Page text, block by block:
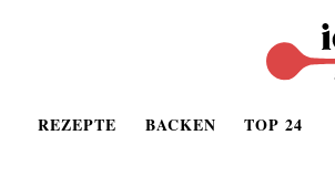
REZEPTE BACKEN TOP 24